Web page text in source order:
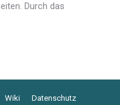
Durch das
Wiki Datenschutz